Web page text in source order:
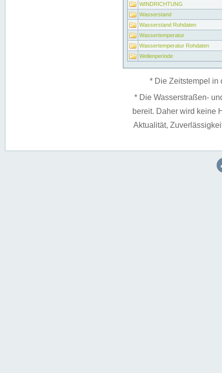
WINDRICHTUNG
Wasserstand
Wasserstand Rohdaten
Wassertemperatur
Wassertemperatur Rohdaten
Wellenperiode
* Die Zeitstempel in
* Die Wasserstraßen-
bereit. Daher wird keine
Aktualität,